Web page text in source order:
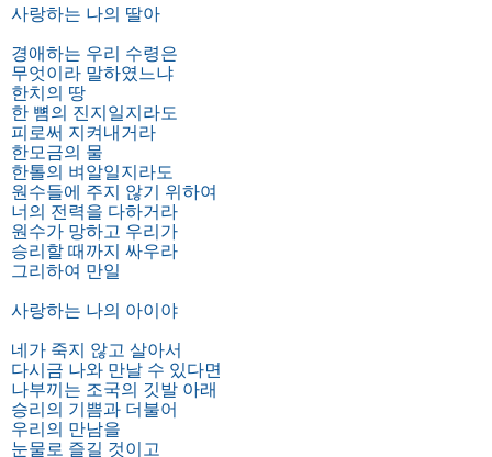
사랑하는 나의 딸아
경애하는 우리 수령은
무엇이라 말하였느냐
한치의 땅
한 뼘의 진지일지라도
피로써 지켜내거라
한모금의 물
한톨의 벼알일지라도
원수들에 주지 않기 위하여
너의 전력을 다하거라
원수가 망하고 우리가
승리할 때까지 싸우라
그리하여 만일
사랑하는 나의 아이야
네가 죽지 않고 살아서
다시금 나와 만날 수 있다면
나부끼는 조국의 깃발 아래
승리의 기쁨과 더불어
우리의 만남을
눈물로 즐길 것이고